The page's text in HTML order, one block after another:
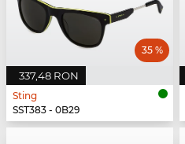
337,48 RON
35 %
Sting
SST383 - 0B29